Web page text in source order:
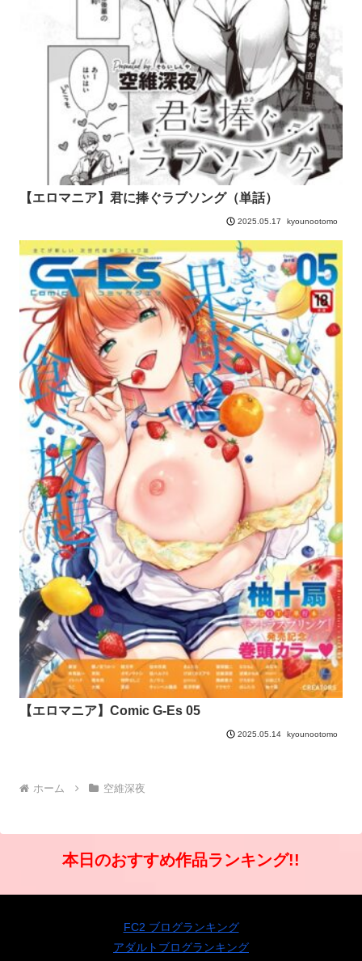
【エロマニア】君に捧ぐラブソング（単話）
2025.05.17 kyounootomo
【エロマニア】Comic G-Es 05
2025.05.14 kyounootomo
ホーム 空維深夜
本日のおすすめ作品ランキング!!
FC2 ブログランキング
アダルトブログランキング